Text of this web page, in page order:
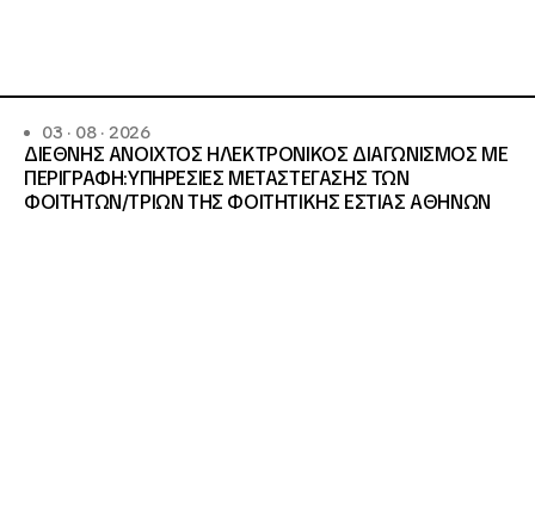
03 · 08 · 2026
ΔΙΕΘΝΗΣ ΑΝΟΙΧΤΟΣ ΗΛΕΚΤΡΟΝΙΚΟΣ ΔΙΑΓΩΝΙΣΜΟΣ ΜΕ
ΠΕΡΙΓΡΑΦΗ:ΥΠΗΡΕΣΙΕΣ METAΣΤΕΓΑΣΗΣ ΤΩΝ
ΦΟΙΤΗΤΩΝ/ΤΡΙΩΝ ΤΗΣ ΦΟΙΤΗΤΙΚΗΣ ΕΣΤΙΑΣ ΑΘΗΝΩΝ